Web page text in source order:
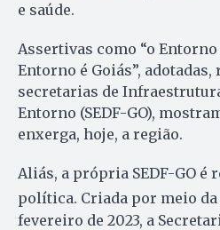
e saúde.
Assertivas como “o
Entorno é Goiás”,
secretarias de
Entorno (SEDF-GO),
enxerga, hoje, a região.
Aliás, a própria SEDF-GO é
política. Criada por meio
fevereiro de 2023, a